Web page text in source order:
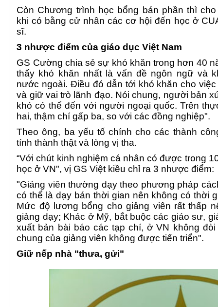
Còn Chương trình học bổng bán phần thì
khi có bằng cử nhân các cơ hội đến học ở
sĩ.
3 nhược điểm của giáo dục Việt Nam
GS Cường chia sẻ sự khó khăn trong hơn 40
thấy khó khăn nhất là vấn đề ngôn ngữ và
nước ngoài. Điều đó dẫn tới khó khăn cho
và giữ vai trò lãnh đạo. Nói chung, người bản
khó có thể đến với người ngoại quốc. Trên
hai, thậm chí gấp ba, so với các đồng nghiệp".
Theo ông, ba yếu tố chính cho các thành
tính thành thật và lòng vị tha.
“Với chút kinh nghiệm cá nhân có được trong
học ở VN", vị GS Việt kiều chỉ ra 3 nhược điểm:
"Giảng viên thường dạy theo phương pháp
có thể là dạy bán thời gian nên không có thời
Mức độ lương bổng cho giảng viên rất thấp
giảng dạy; Khác ở Mỹ, bắt buộc các giáo sư,
xuất bản bài báo các tạp chí, ở VN không
chung của giảng viên không được tiến triển".
Giữ nếp nhà "thưa, gửi"